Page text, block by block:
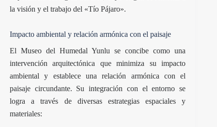
la visión y el trabajo del «Tío Pájaro».
Impacto ambiental y relación armónica con el paisaje
El Museo del Humedal Yunlu se concibe como una
intervención arquitectónica que minimiza su impacto
ambiental y establece una relación armónica con el
paisaje circundante. Su integración con el entorno se
logra a través de diversas estrategias espaciales y
materiales: